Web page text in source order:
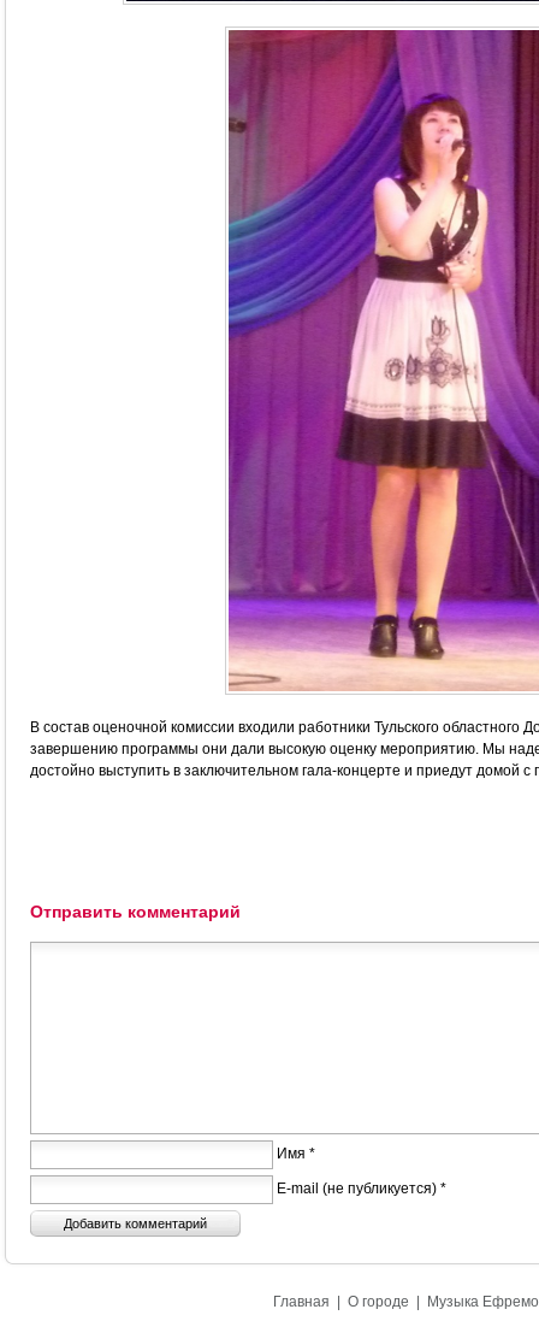
В состав оценочной комиссии входили работники Тульского областного
завершению программы они дали высокую оценку мероприятию. Мы
достойно выступить в заключительном гала-концерте и приедут домой с
Отправить комментарий
Имя *
E-mail (не публикуется) *
Главная О городе Музыка